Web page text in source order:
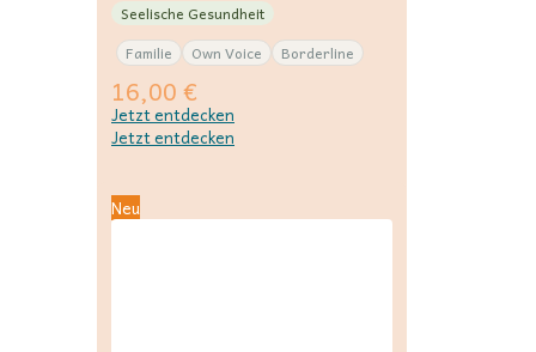
Seelische Gesundheit
Familie
Own Voice Borderline
16,00€
Jetzt entdecken
Jetzt entdecken
Neu